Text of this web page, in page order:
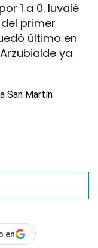
1 a 0. Iuvalé
primer
último en
ya
en